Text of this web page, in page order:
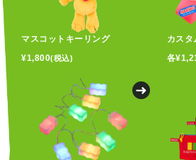
マスコットキーリング
¥1,800(税込)
カスタ
各